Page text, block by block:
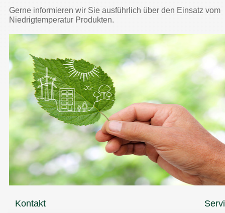
Gerne informieren wir Sie ausführlich über den Einsatz vom
Niedrigtemperatur Produkten.
Kontakt